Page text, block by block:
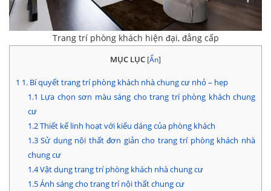
Trang trí phòng khách hiện đại, đẳng cấp
MỤC LỤC [Ẩn]
1 1. Bí quyết trang trí phòng khách nhà chung cư nhỏ – hẹp
1.1 Lựa chọn sơn màu sáng cho trang trí phòng khách chung
cư
1.2Thiết kế linh hoạt với kiểu dáng của phòng khách
1.3Sử dụng nội thất đơn giản cho trang trí phòng khách nhà
chung cư
1.4Vật dụng trang trí phòng khách nhà chung cư
1.5Ánh sáng cho trang trí nội thất chung cư